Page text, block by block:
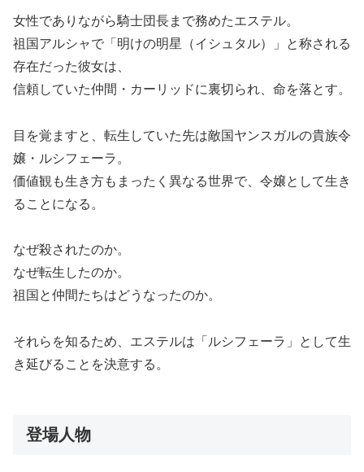
女性でありながら騎士団長まで務めたエステル。
祖国アルシャで「明けの明星（イシュタル）」と称される
存在だった彼女は、
信頼していた仲間・カーリッドに裏切られ、命を落とす。
目を覚ますと、転生していた先は敵国ヤンスガルの貴族令
嬢・ルシフェーラ。
価値観も生き方もまったく異なる世界で、令嬢として生き
ることになる。
なぜ殺されたのか。
なぜ転生したのか。
祖国と仲間たちはどうなったのか。
それらを知るため、エステルは「ルシフェーラ」として生
き延びることを決意する。
登場人物